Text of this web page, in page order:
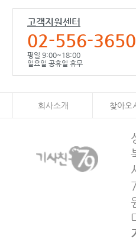
고객지원센터
02-556-3650
평일 9:00~18:00
일요일 공휴일 휴무
회사소개 찾아오